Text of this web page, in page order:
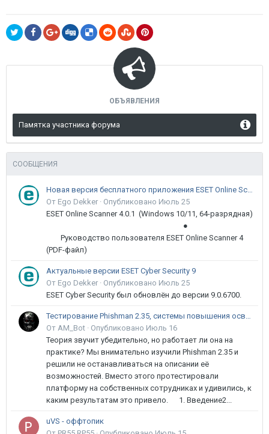
ОБЪЯВЛЕНИЯ
Памятка участника форума
СООБЩЕНИЯ
Новая версия бесплатного приложения ESET Online Scanner доступна пользователям
От Ego Dekker · Опубликовано Июль 25
ESET Online Scanner 4.0.1 (Windows 10/11, 64-разрядная)
●
Руководство пользователя ESET Online Scanner 4
(PDF-файл)
Актуальные версии ESET Cyber Security 9
От Ego Dekker · Опубликовано Июль 25
ESET Cyber Security был обновлён до версии 9.0.6700.
Тестирование Phishman 2.35, системы повышения осведомлённости пользователей в сфере ИБ
От AM_Bot · Опубликовано Июль 16
Теория звучит убедительно, но работает ли она на
практике? Мы внимательно изучили Phishman 2.35 и
решили не останавливаться на описании её
возможностей. Вместо этого протестировали
платформу на собственных сотрудниках и удивились, к
каким результатам это привело. 1. Введение2...
uVS - оффтопик